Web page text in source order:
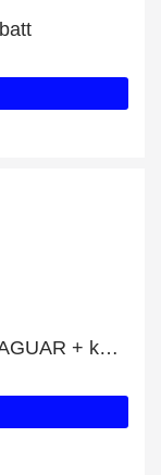
10% Rabatt auf PARKSENSOR JAGUAR + kostenloses Geschenk